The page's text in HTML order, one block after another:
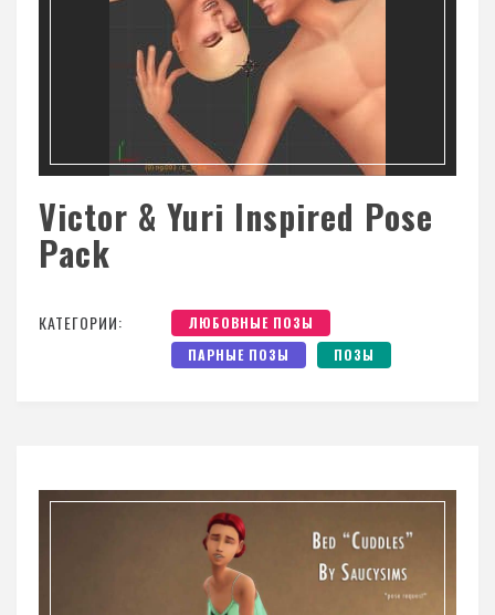
Victor & Yuri Inspired Pose
Pack
КАТЕГОРИИ:
ЛЮБОВНЫЕ ПОЗЫ
ПАРНЫЕ ПОЗЫ
ПОЗЫ